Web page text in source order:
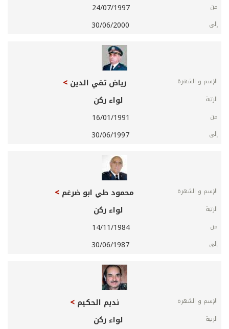
24/07/1997
30/06/2000
رياض تقي الدين
لواء ركن
16/01/1991
30/06/1997
محمود طي ابو ضرغم
لواء ركن
14/11/1984
30/06/1987
نديم الحكيم
لواء ركن